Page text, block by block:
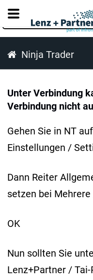
Ninja Trader
Unter Verbindung
Verbindung nicht
Gehen Sie in NT
Einstellungen /
Dann Reiter
setzen bei
OK
Nun sollten Sie
Lenz+Partner /